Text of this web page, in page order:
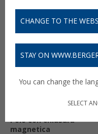
-2%
porta scorrevole MB
Polo con chiusura
magnetica
CHANGE TO THE
STAY ON
You can change the
SELECT